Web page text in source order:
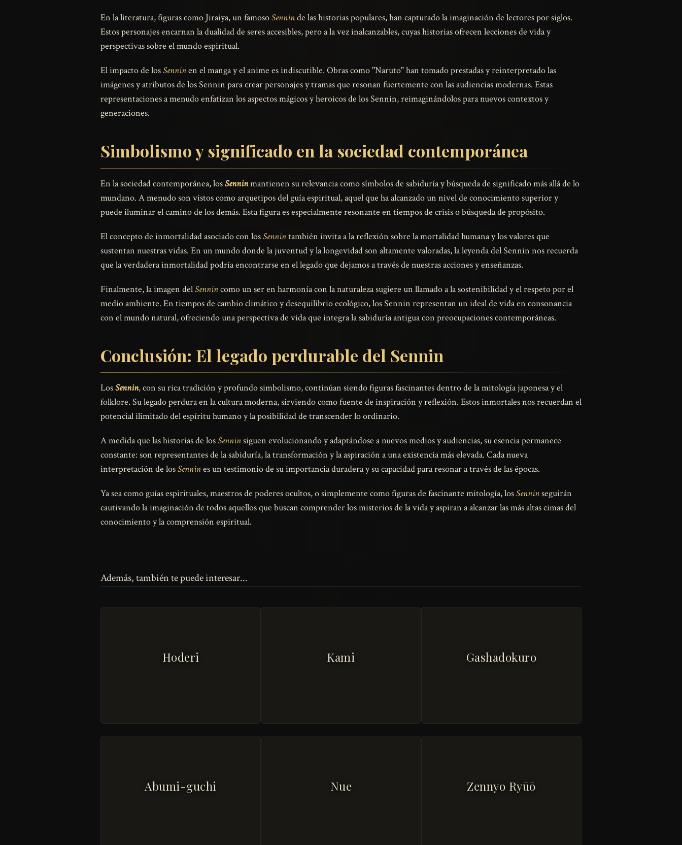
En la literatura, figuras como Jiraiya, un famosoSenninde las historias populares, han capturado la imaginación de lectores por siglos.
Estos personajes encarnan la dualidad de seres accesibles, pero a la vez inalcanzables, cuyas historias ofrecen lecciones de vida y
perspectivas sobre el mundo espiritual.
El impacto de losSenninen el manga y el anime es indiscutible. Obras como "Naruto" han tomado prestadas y reinterpretado las
imágenes y atributos de los Sennin para crear personajes y tramas que resonan fuertemente con las audiencias modernas. Estas
representaciones a menudo enfatizan los aspectos mágicos y heroicos de los Sennin, reimaginándolos para nuevos contextos y
generaciones.
Simbolismo y significado en la sociedad contemporánea
En la sociedad contemporánea, losSenninmantienen su relevancia como símbolos de sabiduría y búsqueda de significado más allá de lo
mundano. A menudo son vistos como arquetipos del guía espiritual, aquel que ha alcanzado un nivel de conocimiento superior y
puede iluminar el camino de los demás. Esta figura es especialmente resonante en tiempos de crisis o búsqueda de propósito.
El concepto de inmortalidad asociado con losSennintambién invita a la reflexión sobre la mortalidad humana y los valores que
sustentan nuestras vidas. En un mundo donde la juventud y la longevidad son altamente valoradas, la leyenda del Sennin nos recuerda
que la verdadera inmortalidad podría encontrarse en el legado que dejamos a través de nuestras acciones y enseñanzas.
Finalmente, la imagen delSennincomo un ser en harmonía con la naturaleza sugiere un llamado a la sostenibilidad y el respeto por el
medio ambiente. En tiempos de cambio climático y desequilibrio ecológico, los Sennin representan un ideal de vida en consonancia
con el mundo natural, ofreciendo una perspectiva de vida que integra la sabiduría antigua con preocupaciones contemporáneas.
Conclusión: El legado perdurable del Sennin
LosSennin, con su rica tradición y profundo simbolismo, continúan siendo figuras fascinantes dentro de la mitología japonesa y el
folklore. Su legado perdura en la cultura moderna, sirviendo como fuente de inspiración y reflexión. Estos inmortales nos recuerdan el
potencial ilimitado del espíritu humano y la posibilidad de transcender lo ordinario.
A medida que las historias de losSenninsiguen evolucionando y adaptándose a nuevos medios y audiencias, su esencia permanece
constante: son representantes de la sabiduría, la transformación y la aspiración a una existencia más elevada. Cada nueva
interpretación de losSennines un testimonio de su importancia duradera y su capacidad para resonar a través de las épocas.
Ya sea como guías espirituales, maestros de poderes ocultos, o simplemente como figuras de fascinante mitología, losSenninseguirán
cautivando la imaginación de todos aquellos que buscan comprender los misterios de la vida y aspiran a alcanzar las más altas cimas del
conocimiento y la comprensión espiritual.
Además, también te puede interesar...
Hoderi Kami Gashadokuro
Abumi-guchi Nue Zennyo Ryūō